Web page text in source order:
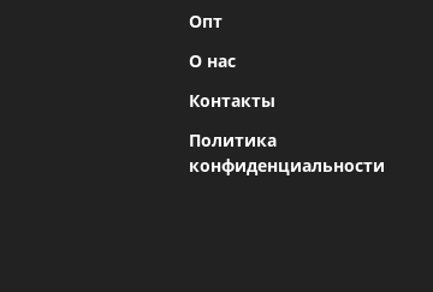
Опт
О нас
Контакты
Политика
конфиденциальности